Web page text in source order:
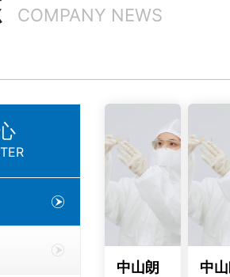
COMPANY NEWS
中山朗
中